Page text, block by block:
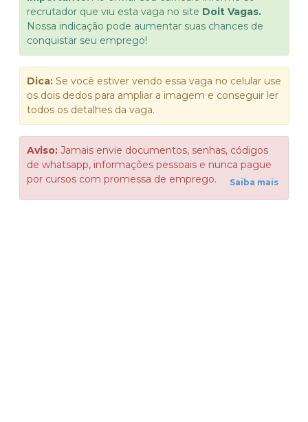
recrutador que viu esta vaga no site Doit Vagas.
Nossa indicação pode aumentar suas chances de
conquistar seu emprego!
Dica: Se você estiver vendo essa vaga no celular use
os dois dedos para ampliar a imagem e conseguir ler
todos os detalhes da vaga.
Aviso: Jamais envie documentos, senhas, códigos
de whatsapp, informações pessoais e nunca pague
por cursos com promessa de emprego.
Saiba mais